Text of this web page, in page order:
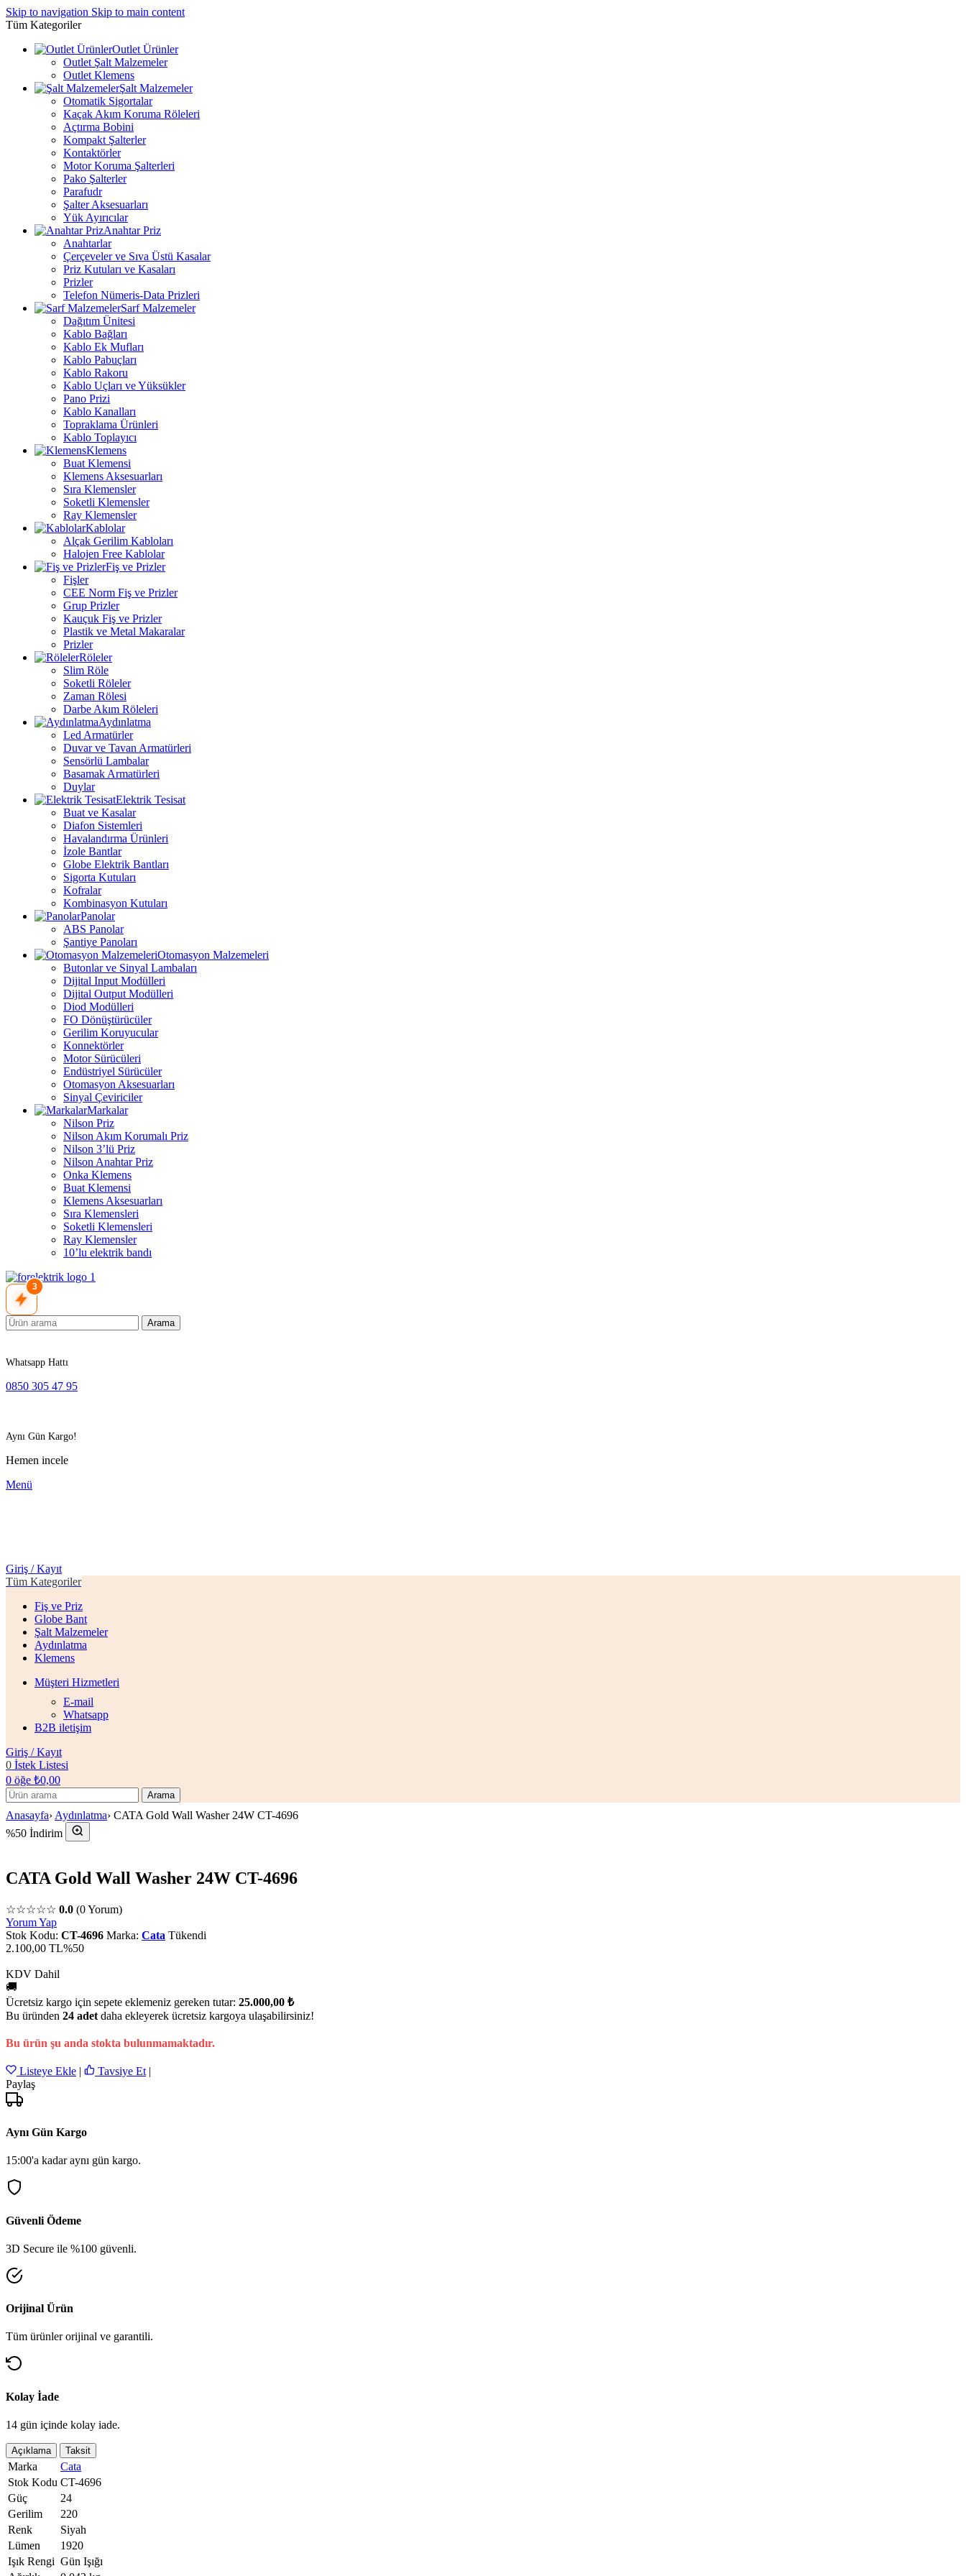
Skip to navigation Skip to main content
Tüm Kategoriler
Outlet Ürünler
Outlet Şalt Malzemeler
Outlet Klemens
Şalt Malzemeler
Otomatik Sigortalar
Kaçak Akım Koruma Röleleri
Açtırma Bobini
Kompakt Şalterler
Kontaktörler
Motor Koruma Şalterleri
Pako Şalterler
Parafudr
Şalter Aksesuarları
Yük Ayırıcılar
Anahtar Priz
Anahtarlar
Çerçeveler ve Sıva Üstü Kasalar
Priz Kutuları ve Kasaları
Prizler
Telefon Nümeris-Data Prizleri
Sarf Malzemeler
Dağıtım Ünitesi
Kablo Bağları
Kablo Ek Mufları
Kablo Pabuçları
Kablo Rakoru
Kablo Uçları ve Yüksükler
Pano Prizi
Kablo Kanalları
Topraklama Ürünleri
Kablo Toplayıcı
Klemens
Buat Klemensi
Klemens Aksesuarları
Sıra Klemensler
Soketli Klemensler
Ray Klemensler
Kablolar
Alçak Gerilim Kabloları
Halojen Free Kablolar
Fiş ve Prizler
Fişler
CEE Norm Fiş ve Prizler
Grup Prizler
Kauçuk Fiş ve Prizler
Plastik ve Metal Makaralar
Prizler
Röleler
Slim Röle
Soketli Röleler
Zaman Rölesi
Darbe Akım Röleleri
Aydınlatma
Led Armatürler
Duvar ve Tavan Armatürleri
Sensörlü Lambalar
Basamak Armatürleri
Duylar
Elektrik Tesisat
Buat ve Kasalar
Diafon Sistemleri
Havalandırma Ürünleri
İzole Bantlar
Globe Elektrik Bantları
Sigorta Kutuları
Kofralar
Kombinasyon Kutuları
Panolar
ABS Panolar
Şantiye Panoları
Otomasyon Malzemeleri
Butonlar ve Sinyal Lambaları
Dijital Input Modülleri
Dijital Output Modülleri
Diod Modülleri
FO Dönüştürücüler
Gerilim Koruyucular
Konnektörler
Motor Sürücüleri
Endüstriyel Sürücüler
Otomasyon Aksesuarları
Sinyal Çeviriciler
Markalar
Nilson Priz
Nilson Akım Korumalı Priz
Nilson 3’lü Priz
Nilson Anahtar Priz
Onka Klemens
Buat Klemensi
Klemens Aksesuarları
Sıra Klemensleri
Soketli Klemensleri
Ray Klemensler
10’lu elektrik bandı
3
Arama
Whatsapp Hattı
0850 305 47 95
Aynı Gün Kargo!
Hemen incele
Menü
Giriş / Kayıt
Tüm Kategoriler
Fiş ve Priz
Globe Bant
Şalt Malzemeler
Aydınlatma
Klemens
Müşteri Hizmetleri
E-mail
Whatsapp
B2B iletişim
Giriş / Kayıt
0 İstek Listesi
0 öğe ₺0,00
Arama
Anasayfa› Aydınlatma› CATA Gold Wall Washer 24W CT-4696
%50 İndirim
CATA Gold Wall Washer 24W CT-4696
☆☆☆☆☆ 0.0 (0 Yorum)
Yorum Yap
Stok Kodu: CT-4696 Marka: Cata Tükendi
2.100,00 TL%50
KDV Dahil
🚚
Ücretsiz kargo için sepete eklemeniz gereken tutar: 25.000,00 ₺
Bu üründen 24 adet daha ekleyerek ücretsiz kargoya ulaşabilirsiniz!
Bu ürün şu anda stokta bulunmamaktadır.
Listeye Ekle | Tavsiye Et |
Paylaş
Aynı Gün Kargo
15:00'a kadar aynı gün kargo.
Güvenli Ödeme
3D Secure ile %100 güvenli.
Orijinal Ürün
Tüm ürünler orijinal ve garantili.
Kolay İade
14 gün içinde kolay iade.
Açıklama Taksit
Marka
Cata
Stok Kodu CT-4696
Güç
24
Gerilim
220
Renk
Siyah
Lümen
1920
Işık Rengi Gün Işığı